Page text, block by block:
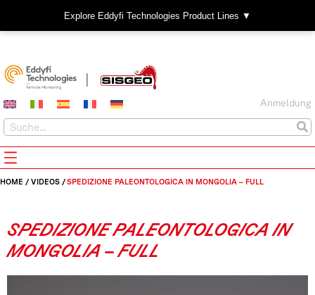
Explore Eddyfi Technologies Product Lines ▼
Anmeldung
HOME / VIDEOS /SPEDIZIONE PALEONTOLOGICA IN MONGOLIA – FULL
SPEDIZIONE PALEONTOLOGICA IN
MONGOLIA – FULL